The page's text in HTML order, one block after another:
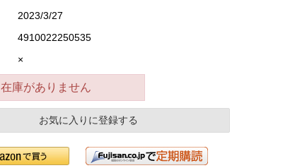
2023/3/27
4910022250535
×
在庫がありません
お気に入りに登録する